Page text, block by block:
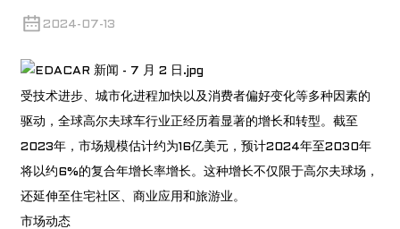
2024-07-13
受技术进步、城市化进程加快以及消费者偏好变化等多种因素的
驱动，全球高尔夫球车行业正经历着显著的增长和转型。截至
2023年，市场规模估计约为16亿美元，预计2024年至2030年
将以约6%的复合年增长率增长。这种增长不仅限于高尔夫球场，
还延伸至住宅社区、商业应用和旅游业。
市场动态